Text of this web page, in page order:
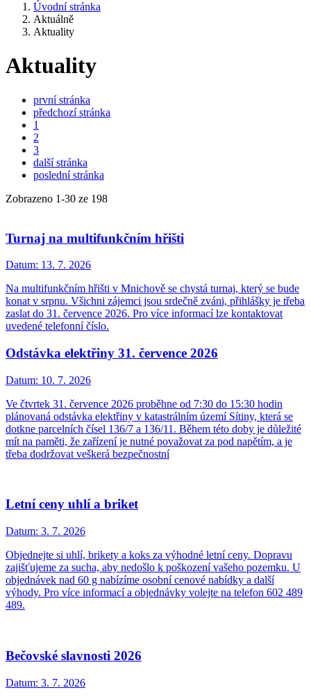
Úvodní stránka
Aktuálně
Aktuality
Aktuality
první stránka
předchozí stránka
1
2
3
další stránka
poslední stránka
Zobrazeno 1-30 ze 198
Turnaj na multifunkčním hřišti
Datum: 13. 7. 2026
Na multifunkčním hřišti v Mnichově se chystá turnaj, který se bude
konat v srpnu. Všichni zájemci jsou srdečně zváni, přihlášky je třeba
zaslat do 31. července 2026. Pro více informací lze kontaktovat
uvedené telefonní číslo.
Odstávka elektřiny 31. července 2026
Datum: 10. 7. 2026
Ve čtvrtek 31. července 2026 proběhne od 7:30 do 15:30 hodin
plánovaná odstávka elektřiny v katastrálním území Sítiny, která se
dotkne parcelních čísel 136/7 a 136/11. Během této doby je důležité
mít na paměti, že zařízení je nutné považovat za pod napětím, a je
třeba dodržovat veškerá bezpečnostní
Letní ceny uhlí a briket
Datum: 3. 7. 2026
Objednejte si uhlí, brikety a koks za výhodné letní ceny. Dopravu
zajišťujeme za sucha, aby nedošlo k poškození vašeho pozemku. U
objednávek nad 60 g nabízíme osobní cenové nabídky a další
výhody. Pro více informací a objednávky volejte na telefon 602 489
489.
Bečovské slavnosti 2026
Datum: 3. 7. 2026